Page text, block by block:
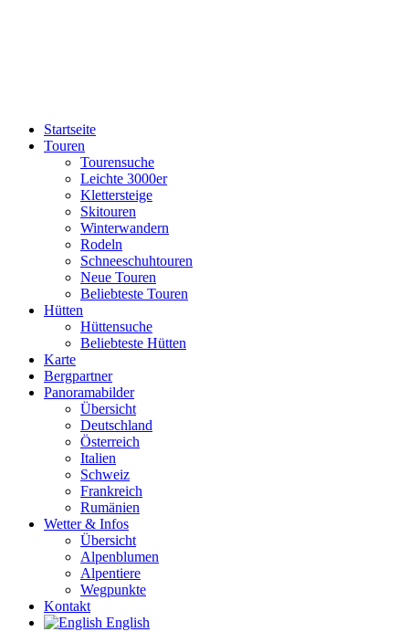
Startseite
Touren
Tourensuche
Leichte 3000er
Klettersteige
Skitouren
Winterwandern
Rodeln
Schneeschuhtouren
Neue Touren
Beliebteste Touren
Hütten
Hüttensuche
Beliebteste Hütten
Karte
Bergpartner
Panoramabilder
Übersicht
Deutschland
Österreich
Italien
Schweiz
Frankreich
Rumänien
Wetter & Infos
Übersicht
Alpenblumen
Alpentiere
Wegpunkte
Kontakt
English